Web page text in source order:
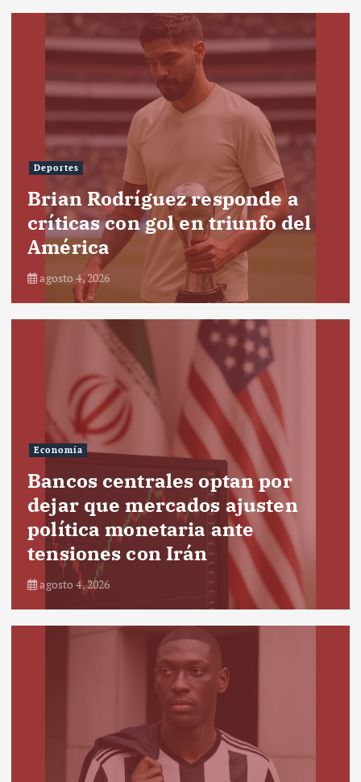
Deportes
Brian Rodríguez responde a
críticas con gol en triunfo del
América
agosto 4, 2026
Economía
Bancos centrales optan por
dejar que mercados ajusten
política monetaria ante
tensiones con Irán
agosto 4, 2026